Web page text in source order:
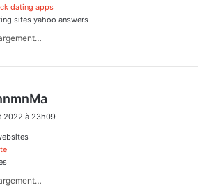
dating apps
sites yahoo answers
t
2022 à 23h09